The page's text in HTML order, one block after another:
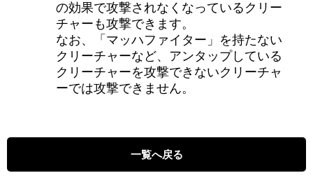
の効果で攻撃されなくなっているクリー
チャーも攻撃できます。
なお、「マッハファイター」を持たない
クリーチャーなど、アンタップしている
クリーチャーを攻撃できないクリーチャ
ーでは攻撃できません。
一覧へ戻る